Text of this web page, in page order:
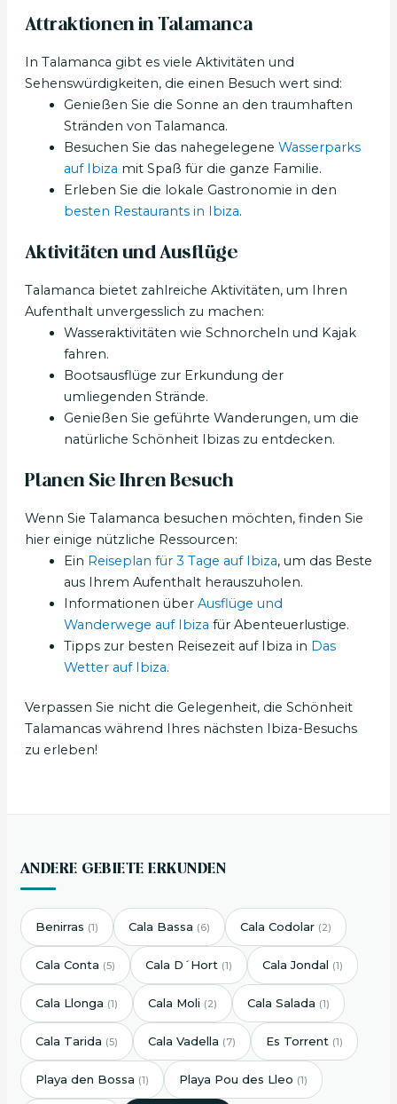
Attraktionen in Talamanca
In Talamanca gibt es viele Aktivitäten und
Sehenswürdigkeiten, die einen Besuch wert sind:
Genießen Sie die Sonne an den traumhaften
Stränden von Talamanca.
Besuchen Sie das nahegelegene Wasserparks
auf Ibiza mit Spaß für die ganze Familie.
Erleben Sie die lokale Gastronomie in den
besten Restaurants in Ibiza.
Aktivitäten und Ausflüge
Talamanca bietet zahlreiche Aktivitäten, um Ihren
Aufenthalt unvergesslich zu machen:
Wasseraktivitäten wie Schnorcheln und Kajak
fahren.
Bootsausflüge zur Erkundung der
umliegenden Strände.
Genießen Sie geführte Wanderungen, um die
natürliche Schönheit Ibizas zu entdecken.
Planen Sie Ihren Besuch
Wenn Sie Talamanca besuchen möchten, finden Sie
hier einige nützliche Ressourcen:
Ein Reiseplan für 3 Tage auf Ibiza, um das Beste
aus Ihrem Aufenthalt herauszuholen.
Informationen über Ausflüge und
Wanderwege auf Ibiza für Abenteuerlustige.
Tipps zur besten Reisezeit auf Ibiza in Das
Wetter auf Ibiza.
Verpassen Sie nicht die Gelegenheit, die Schönheit
Talamancas während Ihres nächsten Ibiza-Besuchs
zu erleben!
ANDERE GEBIETE ERKUNDEN
Benirras (1) Cala Bassa (6) Cala Codolar (2)
Cala Conta (5) Cala D´Hort (1) Cala Jondal (1)
Cala Llonga (1) Cala Moli (2) Cala Salada (1)
Cala Tarida (5) Cala Vadella (7) Es Torrent (1)
Playa den Bossa (1) Playa Pou des Lleo (1)